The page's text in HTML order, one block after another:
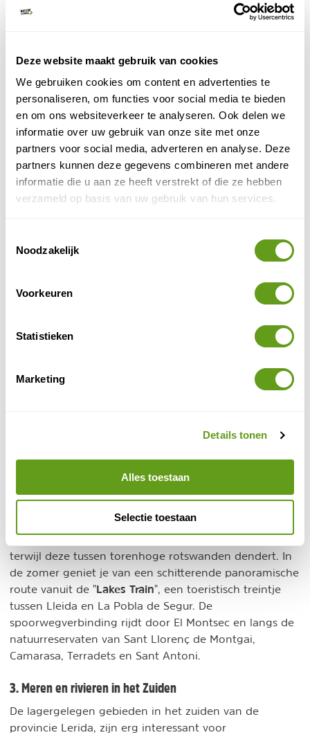
Deze website maakt gebruik van cookies
We gebruiken cookies om content en advertenties te
personaliseren, om functies voor social media te bieden
en om ons websiteverkeer te analyseren. Ook delen we
informatie over uw gebruik van onze site met onze
partners voor social media, adverteren en analyse. Deze
partners kunnen deze gegevens combineren met andere
informatie die u aan ze heeft verstrekt of die ze hebben
verzameld op basis van uw gebruik van hun services.
Noodzakelijk
Voorkeuren
Statistieken
Marketing
Details tonen
Alles toestaan
Selectie toestaan
rotsgebied in het noordoosten van El Pallars Jussà,
Boumort veel gieren, visarenden, steenarenden en
andere roofvogels observeren.
- El Montsec gebergte
benoemd, om haar fossiele en geologische rijkdom. De
oversteek van de
, te voet of per kano,
Mont-Rebei kloof
terwijl deze tussen torenhoge rotswanden dendert. In
de zomer geniet je van een schitterende panoramische
route vanuit de "Lakes Train", een toeristisch treintje
tussen Lleida en La Pobla de Segur. De
spoorwegverbinding rijdt door El Montsec en langs de
natuurreservaten van Sant Llorenç de Montgai,
Camarasa, Terradets en Sant Antoni.
3. Meren en rivieren in het Zuiden
De lagergelegen gebieden in het zuiden van de
provincie Lerida, zijn erg interessant voor